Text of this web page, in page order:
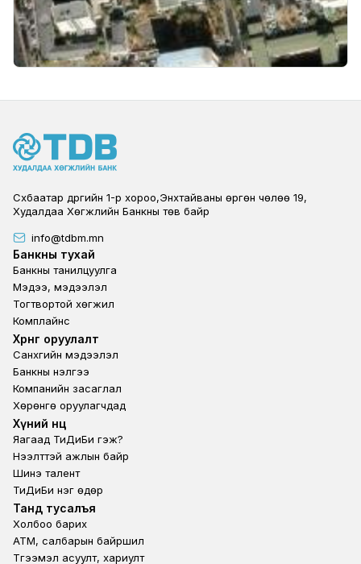
Сүхбаатар дүүргийн 1-р хороо,Энхтайваны өргөн чөлөө 19,
Худалдаа Хөгжлийн Банкны төв байр
info@tdbm.mn
Footer
Банкны тухай
Банкны танилцуулга
Мэдээ, мэдээлэл
Тогтвортой хөгжил
Комплайнс
Footer third
Хөрөнгө оруулалт
Санхүүгийн мэдээлэл
Банкны үнэлгээ
Компанийн засаглал
Хөрөнгө оруулагчдад
Footer second
Хүний нөөц
Яагаад ТиДиБи гэж?
Нээлттэй ажлын байр
Шинэ талент
ТиДиБи нэг өдөр
Footer fourth
Танд тусалъя
Холбоо барих
ATM, салбарын байршил
Түгээмэл асуулт, хариулт